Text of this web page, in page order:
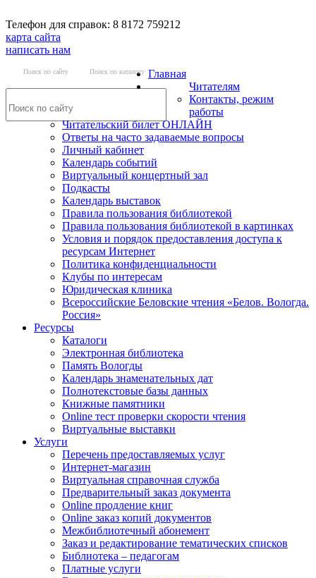
Телефон для справок: 8 8172 759212
карта сайта
написать нам
Поиск по сайту Поиск по каталогу Главная
Читателям
Контакты, режим
работы
Читательский билет ОНЛАЙН
Ответы на часто задаваемые вопросы
Личный кабинет
Календарь событий
Виртуальный концертный зал
Подкасты
Календарь выставок
Правила пользования библиотекой
Правила пользования библиотекой в картинках
Условия и порядок предоставления доступа к
ресурсам Интернет
Политика конфиденциальности
Клубы по интересам
Юридическая клиника
Всероссийские Беловские чтения «Белов. Вологда.
Россия»
Ресурсы
Каталоги
Электронная библиотека
Память Вологды
Календарь знаменательных дат
Полнотекстовые базы данных
Книжные памятники
Online тест проверки скорости чтения
Виртуальные выставки
Услуги
Перечень предоставляемых услуг
Интернет-магазин
Виртуальная справочная служба
Предварительный заказ документа
Online продление книг
Online заказ копий документов
Межбиблиотечный абонемент
Заказ и редактирование тематических списков
Библиотека – педагогам
Платные услуги